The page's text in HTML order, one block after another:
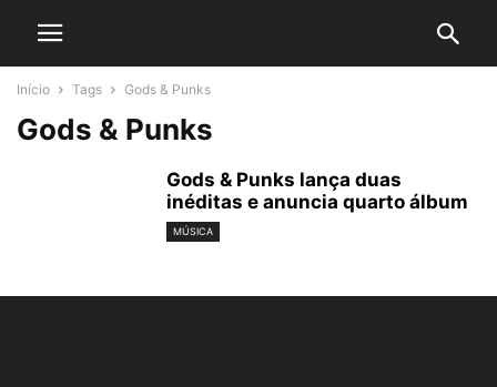
Início Tags Gods & Punks
Gods & Punks
Gods & Punks lança duas
inéditas e anuncia quarto álbum
MÚSICA